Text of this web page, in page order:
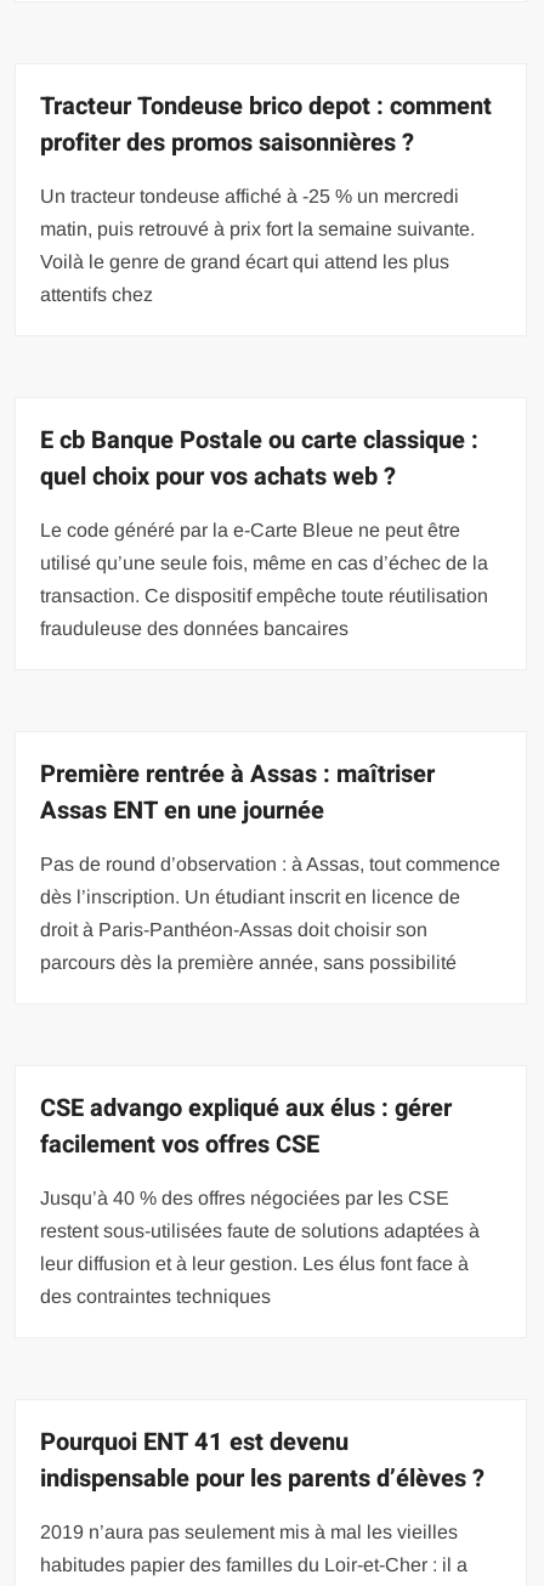
Tracteur Tondeuse brico depot : comment
profiter des promos saisonnières ?
Un tracteur tondeuse affiché à -25 % un mercredi
matin, puis retrouvé à prix fort la semaine suivante.
Voilà le genre de grand écart qui attend les plus
attentifs chez
E cb Banque Postale ou carte classique :
quel choix pour vos achats web ?
Le code généré par la e-Carte Bleue ne peut être
utilisé qu’une seule fois, même en cas d’échec de la
transaction. Ce dispositif empêche toute réutilisation
frauduleuse des données bancaires
Première rentrée à Assas : maîtriser
Assas ENT en une journée
Pas de round d’observation : à Assas, tout commence
dès l’inscription. Un étudiant inscrit en licence de
droit à Paris-Panthéon-Assas doit choisir son
parcours dès la première année, sans possibilité
CSE advango expliqué aux élus : gérer
facilement vos offres CSE
Jusqu’à 40 % des offres négociées par les CSE
restent sous-utilisées faute de solutions adaptées à
leur diffusion et à leur gestion. Les élus font face à
des contraintes techniques
Pourquoi ENT 41 est devenu
indispensable pour les parents d’élèves ?
2019 n’aura pas seulement mis à mal les vieilles
habitudes papier des familles du Loir-et-Cher : il a